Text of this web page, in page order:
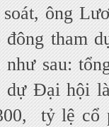
ông
đông tham
sau:
dự Đại hội
tỷ lệ cổ